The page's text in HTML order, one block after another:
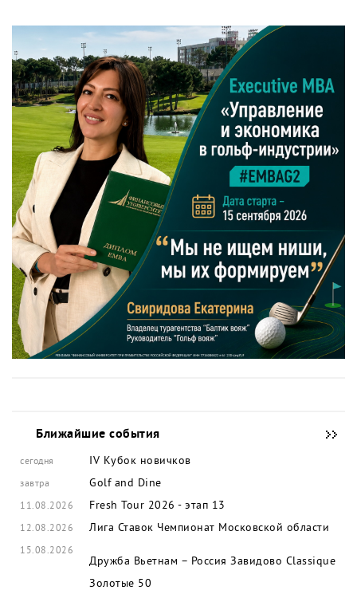
Ближайшие события
сегодня IV Кубок новичков
завтра Golf and Dine
11.08.2026 Fresh Tour 2026 - этап 13
12.08.2026 Лига Ставок Чемпионат Московской области
15.08.2026
Дружба Вьетнам – Россия Завидово Classique
Золотые 50